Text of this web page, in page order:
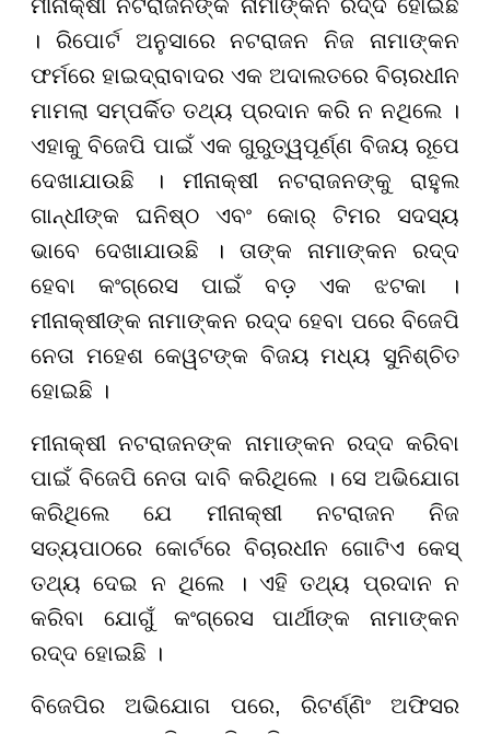
ମୀନାକ୍ଷୀ ନଟରାଜନଙ୍କ ନାମାଙ୍କନ ରଦ୍ଦ ହୋଇଛି
। ରିପୋର୍ଟ ଅନୁସାରେ ନଟରାଜନ ନିଜ ନାମାଙ୍କନ
ଫର୍ମରେ ହାଇଦ୍ରାବାଦର ଏକ ଅଦାଲତରେ ବିଚାରଧୀନ
ମାମଲା ସମ୍ପର୍କିତ ତଥ୍ୟ ପ୍ରଦାନ କରି ନ ନଥିଲେ ।
ଏହାକୁ ବିଜେପି ପାଇଁ ଏକ ଗୁରୁତ୍ୱପୂର୍ଣ୍ଣ ବିଜୟ ରୂପେ
ଦେଖାଯାଉଛି । ମୀନାକ୍ଷୀ ନଟରାଜନଙ୍କୁ ରାହୁଲ
ଗାନ୍ଧୀଙ୍କ ଘନିଷ୍ଠ ଏବଂ କୋର୍ ଟିମର ସଦସ୍ୟ
ଭାବେ ଦେଖାଯାଉଛି । ତାଙ୍କ ନାମାଙ୍କନ ରଦ୍ଦ
ହେବା କଂଗ୍ରେସ ପାଇଁ ବଡ଼ ଏକ ଝଟକା ।
ମୀନାକ୍ଷୀଙ୍କ ନାମାଙ୍କନ ରଦ୍ଦ ହେବା ପରେ ବିଜେପି
ନେତା ମହେଶ କେୱଟଙ୍କ ବିଜୟ ମଧ୍ୟ ସୁନିଶ୍ଚିତ
ହୋଇଛି ।
ମୀନାକ୍ଷୀ ନଟରାଜନଙ୍କ ନାମାଙ୍କନ ରଦ୍ଦ କରିବା
ପାଇଁ ବିଜେପି ନେତା ଦାବି କରିଥିଲେ । ସେ ଅଭିଯୋଗ
କରିଥିଲେ ଯେ ମୀନାକ୍ଷୀ ନଟରାଜନ ନିଜ
ସତ୍ୟପାଠରେ କୋର୍ଟରେ ବିଚାରଧୀନ ଗୋଟିଏ କେସ୍
ତଥ୍ୟ ଦେଇ ନ ଥିଲେ । ଏହି ତଥ୍ୟ ପ୍ରଦାନ ନ
କରିବା ଯୋଗୁଁ କଂଗ୍ରେସ ପାର୍ଥୀଙ୍କ ନାମାଙ୍କନ
ରଦ୍ଦ ହୋଇଛି ।
ବିଜେପିର ଅଭିଯୋଗ ପରେ, ରିଟର୍ଣ୍ଣିଂ ଅଫିସର